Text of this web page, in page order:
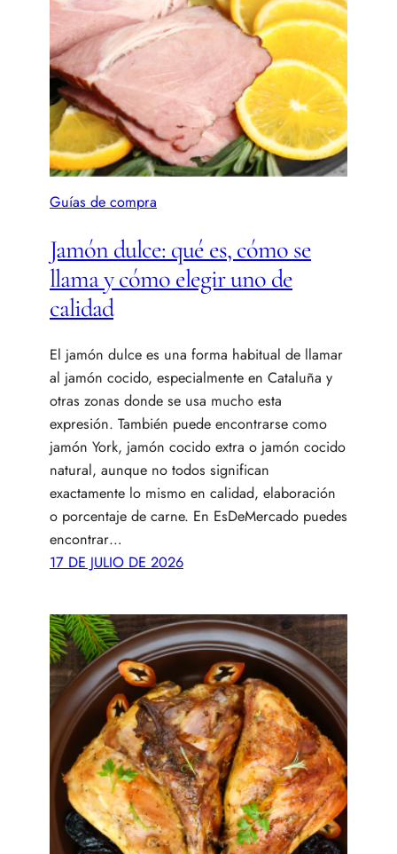
Guías de compra
Jamón dulce: qué es, cómo se
llama y cómo elegir uno de
calidad
El jamón dulce es una forma habitual de llamar
al jamón cocido, especialmente en Cataluña y
otras zonas donde se usa mucho esta
expresión. También puede encontrarse como
jamón York, jamón cocido extra o jamón cocido
natural, aunque no todos significan
exactamente lo mismo en calidad, elaboración
o porcentaje de carne. En EsDeMercado puedes
encontrar…
17 DE JULIO DE 2026